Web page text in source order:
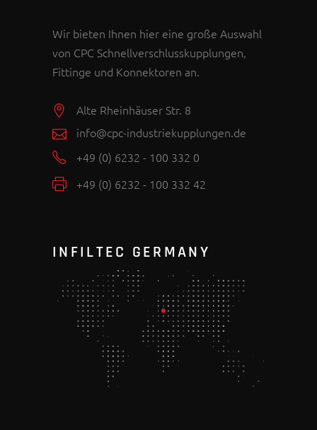
Wir bieten Ihnen hier eine große Auswahl
von CPC Schnellverschlusskupplungen,
Fittinge und Konnektoren an.
Alte Rheinhäuser Str. 8
info@cpc-industriekupplungen.de
+49 (0) 6232 - 100 332 0
+49 (0) 6232 - 100 332 42
INFILTEC GERMANY